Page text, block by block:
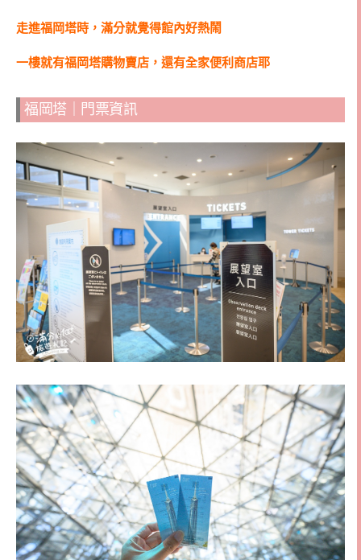
走進福岡塔時，滿分就覺得館內好熱鬧
一樓就有福岡塔購物賣店，還有全家便利 商店耶
福岡塔｜門票資訊